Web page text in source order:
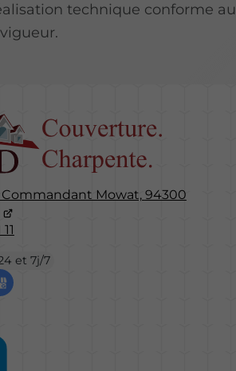
technique conforme
Commandant Mowat, 94300
et 7j/7